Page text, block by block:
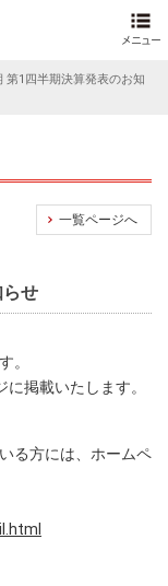
第1四半期決算発表のお知
一覧ページへ
せ
。
掲載いたします。
る方には、ホームペ